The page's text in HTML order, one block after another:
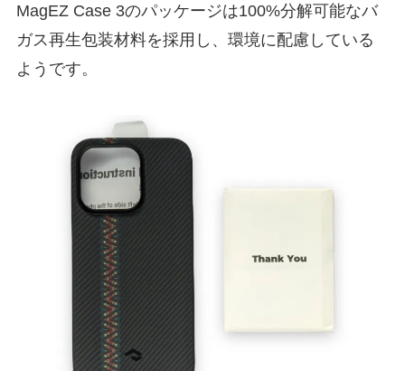
MagEZ Case 3のパッケージは100%分解可能なバ
ガス再生包装材料を採用し、環境に配慮している
ようです。